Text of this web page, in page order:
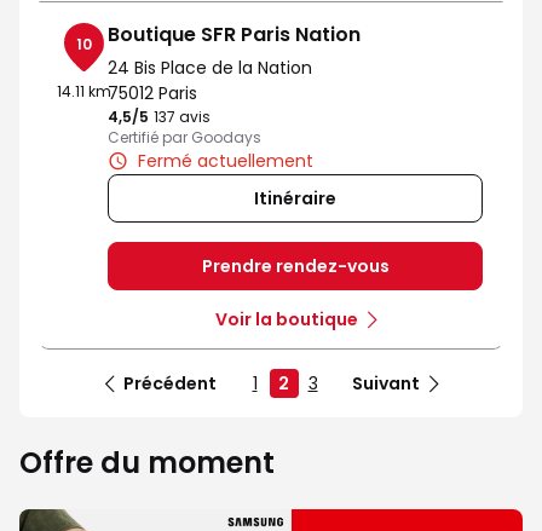
10
14.11 km
Boutique SFR Paris Nation
24 Bis Place de la Nation
75012 Paris
4,5/5 Note de 4.5 sur 5
137 avis
Certifié par Goodays
Fermé actuellement
Itinéraire
Prendre rendez-vous
Voir la boutique
Précédent 1 2 3 Suivant
Offre du moment